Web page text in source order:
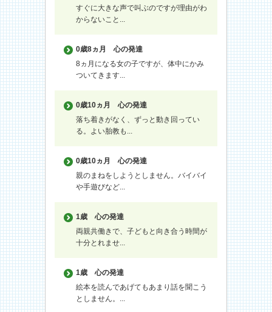
すぐに大きな声で叫ぶのですが理由がわ
からないこと...
0歳8ヵ月
心の発達
8ヵ月になる女の子ですが、体中にかみ
ついてきます...
0歳10ヵ月
心の発達
落ち着きがなく、ずっと動き回ってい
る。よい胎教も...
0歳10ヵ月
心の発達
親のまねをしようとしません。バイバイ
や手遊びなど...
1歳
心の発達
両親共働きで、子どもと向き合う時間が
十分とれませ...
1歳
心の発達
絵本を読んであげてもあまり話を聞こう
としません。...